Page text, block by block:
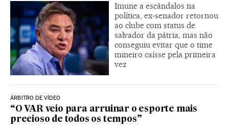
Imune a escândalos na
política, ex-senador retornou
ao clube com status de
salvador da pátria, mas não
conseguiu evitar que o time
mineiro caísse pela primeira
vez
ÁRBITRO DE VÍDEO
“O VAR veio para arruinar o esporte mais
precioso de todos os tempos”